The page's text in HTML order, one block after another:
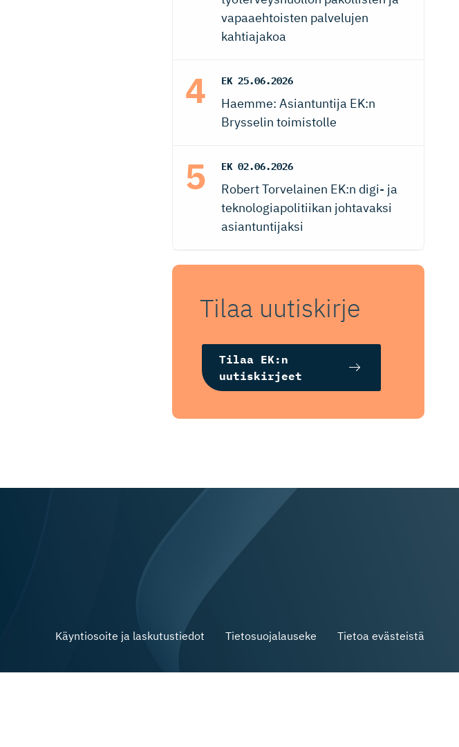
vapaaehtoisten palvelujen
kahtiajakoa
EK 25.06.2026
Haemme: Asiantuntija EK:n
Brysselin toimistolle
EK 02.06.2026
Robert Torvelainen EK:n digi- ja
teknologiapolitiikan johtavaksi
asiantuntijaksi
Tilaa uutiskirje
Tilaa EK:n
uutiskirjeet
Käyntiosoite ja laskutustiedot Tietosuojalauseke Tietoa evästeistä